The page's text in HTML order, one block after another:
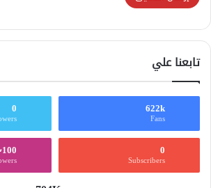
تابعنا علي
622k
Fans
0
0
Subscribers